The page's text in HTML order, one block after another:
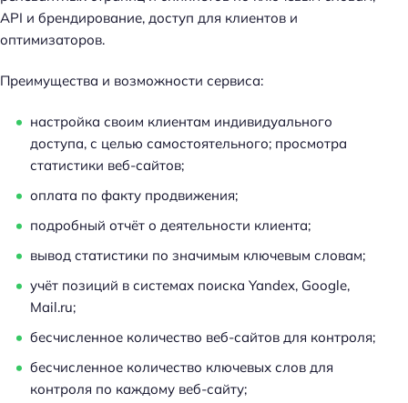
API и брендирование, доступ для клиентов и
оптимизаторов.
Преимущества и возможности сервиса:
настройка своим клиентам индивидуального
доступа, с целью самостоятельного; просмотра
статистики веб-сайтов;
оплата по факту продвижения;
подробный отчёт о деятельности клиента;
вывод статистики по значимым ключевым словам;
учёт позиций в системах поиска Yandex, Google,
Mail.ru;
бесчисленное количество веб-сайтов для контроля;
бесчисленное количество ключевых слов для
контроля по каждому веб-сайту;